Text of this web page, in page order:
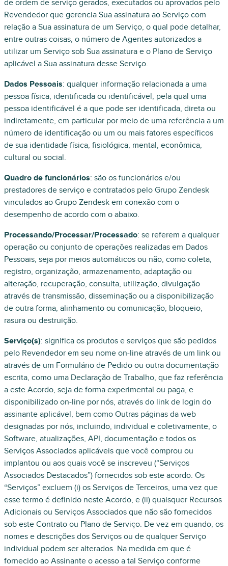
de ordem de serviço gerados, executados ou aprovados pelo
Revendedor que gerencia Sua assinatura ao Serviço com
relação a Sua assinatura de um Serviço, o qual pode detalhar,
entre outras coisas, o número de Agentes autorizados a
utilizar um Serviço sob Sua assinatura e o Plano de Serviço
aplicável a Sua assinatura desse Serviço.
Dados Pessoais: qualquer informação relacionada a uma
pessoa física, identificada ou identificável, pela qual uma
pessoa identificável é a que pode ser identificada, direta ou
indiretamente, em particular por meio de uma referência a um
número de identificação ou um ou mais fatores específicos
de sua identidade física, fisiológica, mental, econômica,
cultural ou social.
Quadro de funcionários: são os funcionários e/ou
prestadores de serviço e contratados pelo Grupo Zendesk
vinculados ao Grupo Zendesk em conexão com o
desempenho de acordo com o abaixo.
Processando/Processar/Processado: se referem a qualquer
operação ou conjunto de operações realizadas em Dados
Pessoais, seja por meios automáticos ou não, como coleta,
registro, organização, armazenamento, adaptação ou
alteração, recuperação, consulta, utilização, divulgação
através de transmissão, disseminação ou a disponibilização
de outra forma, alinhamento ou comunicação, bloqueio,
rasura ou destruição.
Serviço(s): significa os produtos e serviços que são pedidos
pelo Revendedor em seu nome on-line através de um link ou
através de um Formulário de Pedido ou outra documentação
escrita, como uma Declaração de Trabalho, que faz referência
a este Acordo, seja de forma experimental ou paga, e
disponibilizado on-line por nós, através do link de login do
assinante aplicável, bem como Outras páginas da web
designadas por nós, incluindo, individual e coletivamente, o
Software, atualizações, API, documentação e todos os
Serviços Associados aplicáveis que você comprou ou
implantou ou aos quais você se inscreveu (“Serviços
Associados Destacados”) fornecidos sob este acordo. Os
“Serviços” excluem (i) os Serviços de Terceiros, uma vez que
esse termo é definido neste Acordo, e (ii) quaisquer Recursos
Adicionais ou Serviços Associados que não são fornecidos
sob este Contrato ou Plano de Serviço. De vez em quando, os
nomes e descrições dos Serviços ou de qualquer Serviço
individual podem ser alterados. Na medida em que é
fornecido ao Assinante o acesso a tal Serviço conforme